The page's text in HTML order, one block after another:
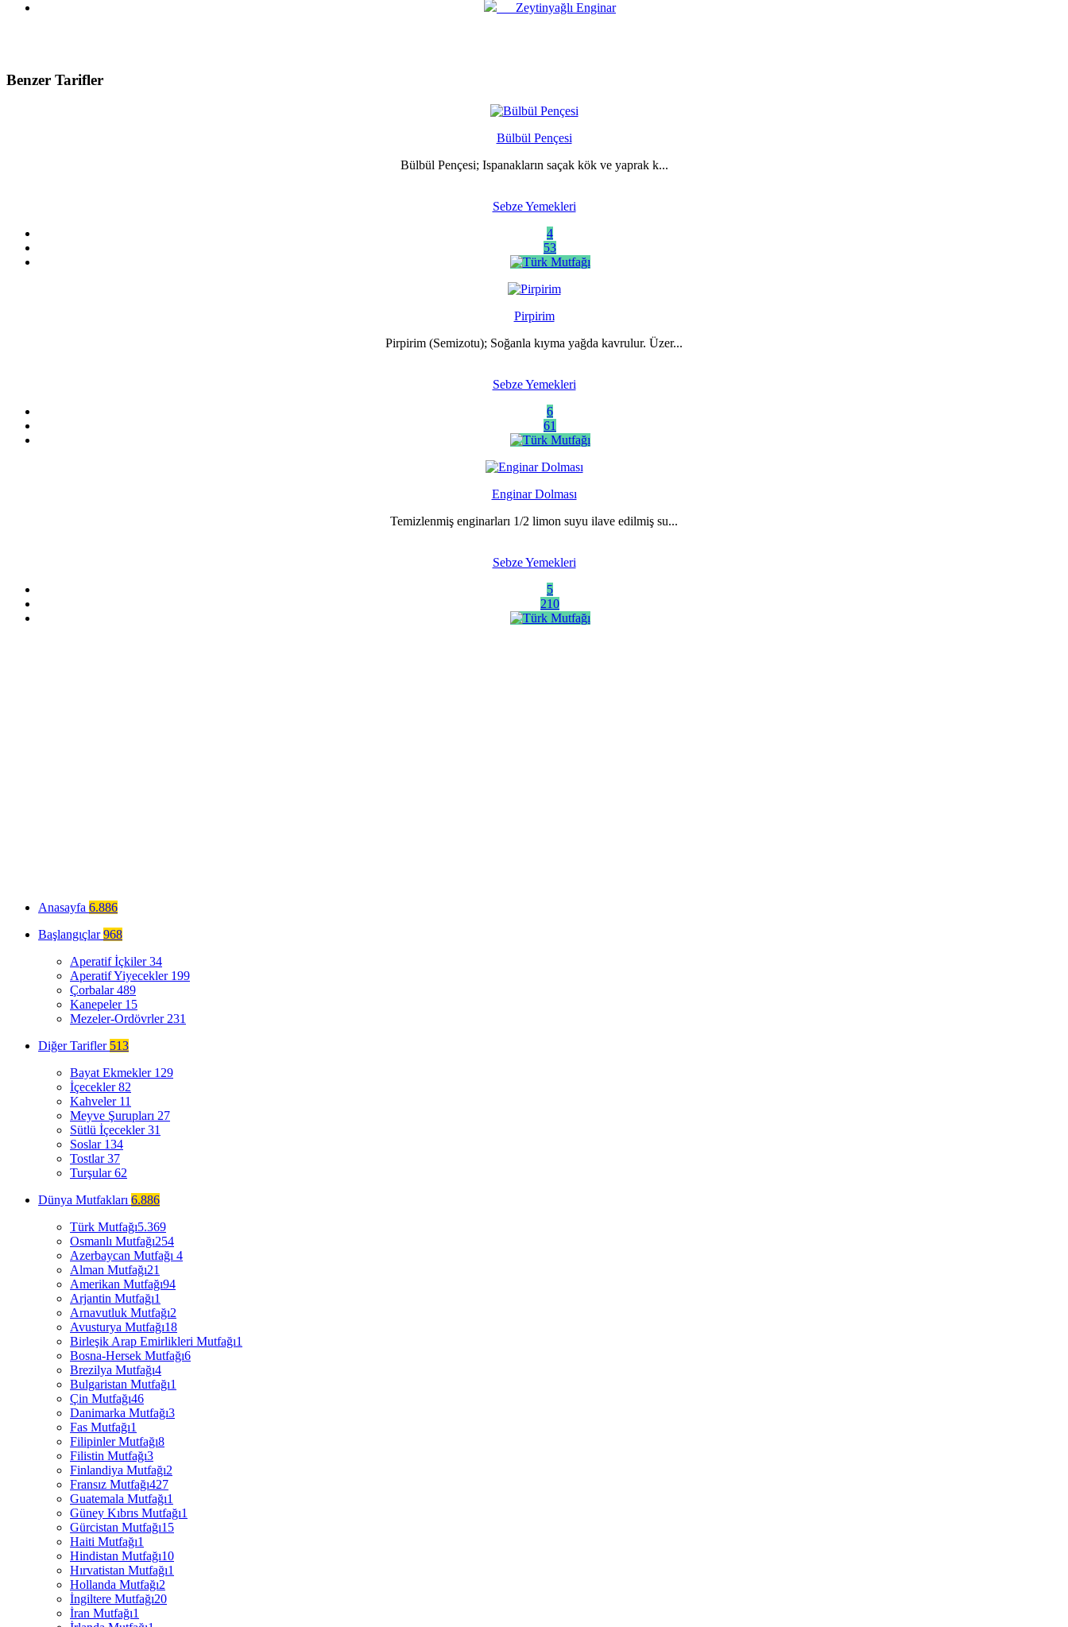
Zeytinyağlı Enginar
Benzer Tarifler
Bülbül Pençesi
Bülbül Pençesi; Ispanakların saçak kök ve yaprak k...
Sebze Yemekleri
4
53
Pirpirim
Pirpirim (Semizotu); Soğanla kıyma yağda kavrulur. Üzer...
Sebze Yemekleri
6
61
Enginar Dolması
Temizlenmiş enginarları 1/2 limon suyu ilave edilmiş su...
Sebze Yemekleri
5
210
Anasayfa 6.886
Başlangıçlar968
Aperatif İçkiler34
Aperatif Yiyecekler 199
Çorbalar489
Kanepeler 15
Mezeler-Ordövrler 231
Diğer Tarifler 513
Bayat Ekmekler 129
İçecekler82
Kahveler 11
Meyve Şurupları 27
Sütlü İçecekler31
Soslar 134
Tostlar37
Turşular62
Dünya Mutfakları 6.886
Türk Mutfağı5.369
Osmanlı Mutfağı254
Azerbaycan Mutfağı 4
Alman Mutfağı21
Amerikan Mutfağı94
Arjantin Mutfağı1
Arnavutluk Mutfağı2
Avusturya Mutfağı18
Birleşik Arap Emirlikleri Mutfağı1
Bosna-Hersek Mutfağı6
Brezilya Mutfağı4
Bulgaristan Mutfağı1
Çin Mutfağı46
Danimarka Mutfağı3
Fas Mutfağı1
Filipinler Mutfağı8
Filistin Mutfağı3
Finlandiya Mutfağı2
Fransız Mutfağı427
Guatemala Mutfağı1
Güney Kıbrıs Mutfağı1
Gürcistan Mutfağı15
Haiti Mutfağı1
Hindistan Mutfağı10
Hırvatistan Mutfağı1
Hollanda Mutfağı2
İngiltere Mutfağı20
İran Mutfağı1